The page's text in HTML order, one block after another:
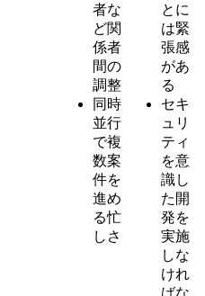
者な
ど関
係者
間の
調整
同時
並行
で複
数案
件を
進め
る忙
しさ
とに
は緊
張感
があ
る
セキ
ュリ
ティ
を意
識し
た開
発を
実施
しな
けれ